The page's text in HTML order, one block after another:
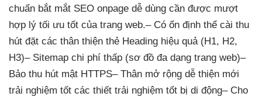
chuẩn bắt mắt SEO onpage dễ dùng cần được mượt
hợp lý tối ưu tốt của trang web.– Có ổn định thể cài thu
hút đặt các thân thiện thẻ Heading hiệu quả(H1, H2,
H3)– Sitemap chi phí thấp (sơ đồ đa dạng trang web)–
Bảo thu hút mật HTTPS– Thân mở rộng dễ thiện mới
trải nghiệm tốt các thiết trải nghiệm tốt bị di động– Cho